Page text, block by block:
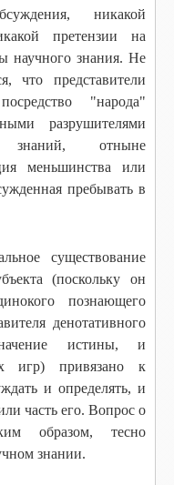
никакой
претензии на
научного знания. Не
что представители
"народа"
разрушителями
знаний, отныне
меньшинства или
пребывать в
существование
(поскольку он
познающего
денотативного
истины, и
игр) привязано к
и определять, и
часть его. Вопрос о
образом, тесно
знании.